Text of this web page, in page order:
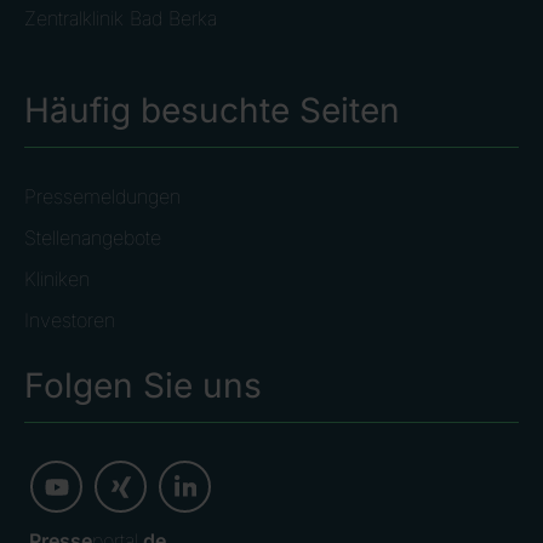
Zentralklinik Bad Berka
Häufig besuchte Seiten
Pressemeldungen
Stellenangebote
Kliniken
Investoren
Folgen Sie uns